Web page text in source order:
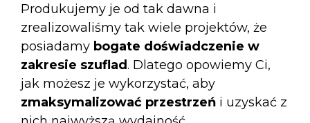
Produkujemy je od tak dawna i
zrealizowaliśmy tak wiele projektów, że
posiadamy bogate doświadczenie w
zakresie szuflad. Dlatego opowiemy Ci,
jak możesz je wykorzystać, aby
zmaksymalizować przestrzeń i uzyskać z